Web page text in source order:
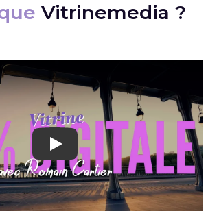
Vitrinemedia ?
Play